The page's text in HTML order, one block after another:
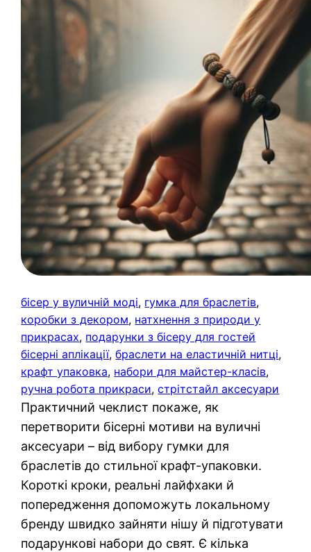
бісер у вуличній моді, гумка для браслетів
коробки з декором, натхнення з природи у
прикрасах, подарунки з бісеру для гостей
бісерні аплікації, браслети на еластичній нитці
крафт упаковка, набори для майстер-класів
ручна робота прикраси, стрітстайл аксесуари
Практичний чеклист покаже, як
перетворити бісерні мотиви на вуличні
аксесуари – від вибору гумки для
браслетів до стильної крафт-упаковки.
Короткі кроки, реальні лайфхаки й
попередження допоможуть локальному
бренду швидко зайняти нішу й підготувати
подарункові набори до свят. Є кілька